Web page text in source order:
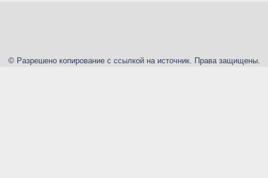
© Разрешено копирование с ссылкой на источник. Права защищены.